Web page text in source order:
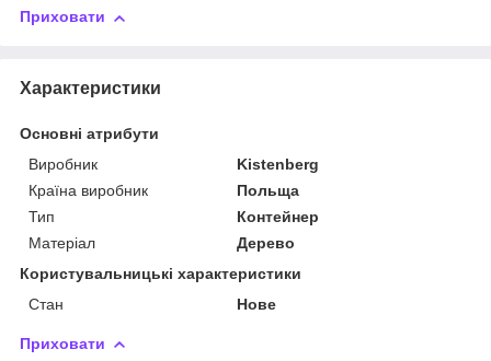
Приховати
Характеристики
Основні атрибути
Виробник
Kistenberg
Країна виробник
Польща
Тип
Контейнер
Матеріал
Дерево
Користувальницькі характеристики
Стан
Нове
Приховати